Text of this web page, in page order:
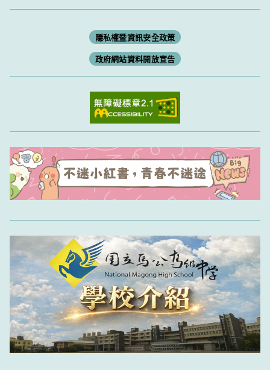
隱私權暨資訊安全政策
政府網站資料開放宣告